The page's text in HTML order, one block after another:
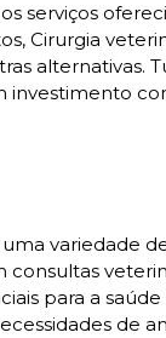
serviços
Cirurgia
alternativas.
investimento
variedade
consultas
para a
de